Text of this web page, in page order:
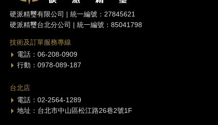
硬派精璽有限公司 | 統一編號：27845621
硬派精璽台北分公司 | 統一編號：85041798
技術及訂單服務專線
電話：06-208-0909
行動：0978-089-187
台北店
電話：02-2564-1289
地址：台北市中山區松江路26巷2號1F